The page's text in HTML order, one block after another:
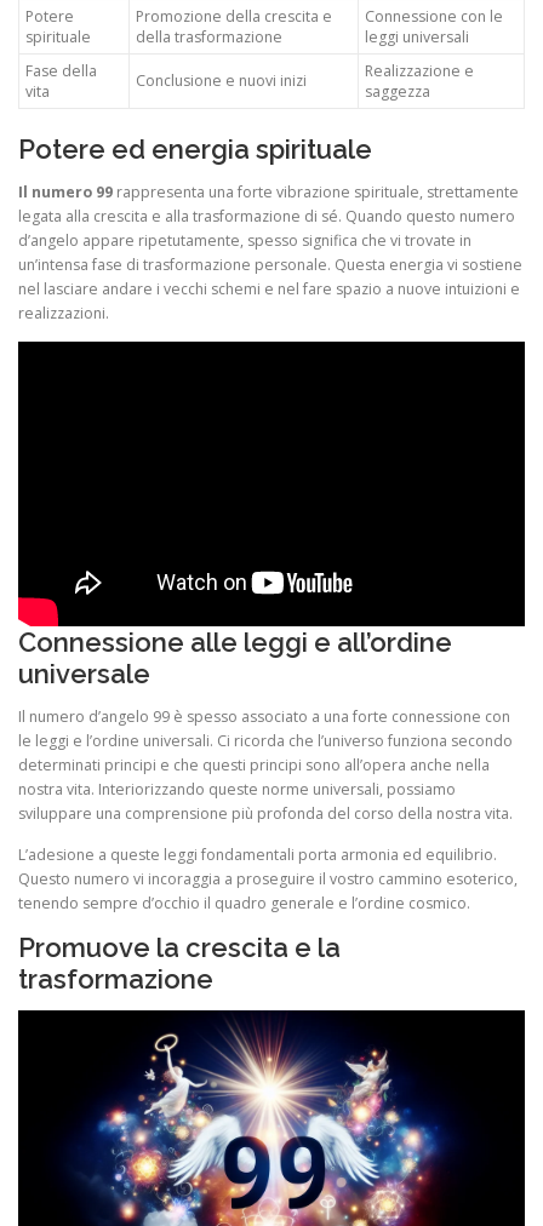
Potere
spirituale
Promozione della crescita e
della trasformazione
Connessione con le
leggi universali
Fase della
vita
Conclusione e nuovi inizi
Realizzazione e
saggezza
Potere ed energia spirituale
Il numero 99 rappresenta una forte vibrazione spirituale, strettamente
legata alla crescita e alla trasformazione di sé. Quando questo numero
d’angelo appare ripetutamente, spesso significa che vi trovate in
un’intensa fase di trasformazione personale. Questa energia vi sostiene
nel lasciare andare i vecchi schemi e nel fare spazio a nuove intuizioni e
realizzazioni.
Connessione alle leggi e all’ordine
universale
Il numero d’angelo 99 è spesso associato a una forte connessione con
le leggi e l’ordine universali. Ci ricorda che l’universo funziona secondo
determinati principi e che questi principi sono all’opera anche nella
nostra vita. Interiorizzando queste norme universali, possiamo
sviluppare una comprensione più profonda del corso della nostra vita.
L’adesione a queste leggi fondamentali porta armonia ed equilibrio.
Questo numero vi incoraggia a proseguire il vostro cammino esoterico,
tenendo sempre d’occhio il quadro generale e l’ordine cosmico.
Promuove la crescita e la
trasformazione